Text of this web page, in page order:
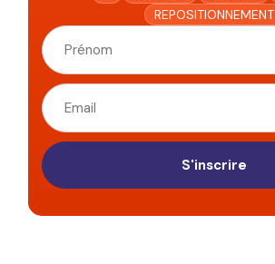
REPOSITIONNEMENT
S'inscrire